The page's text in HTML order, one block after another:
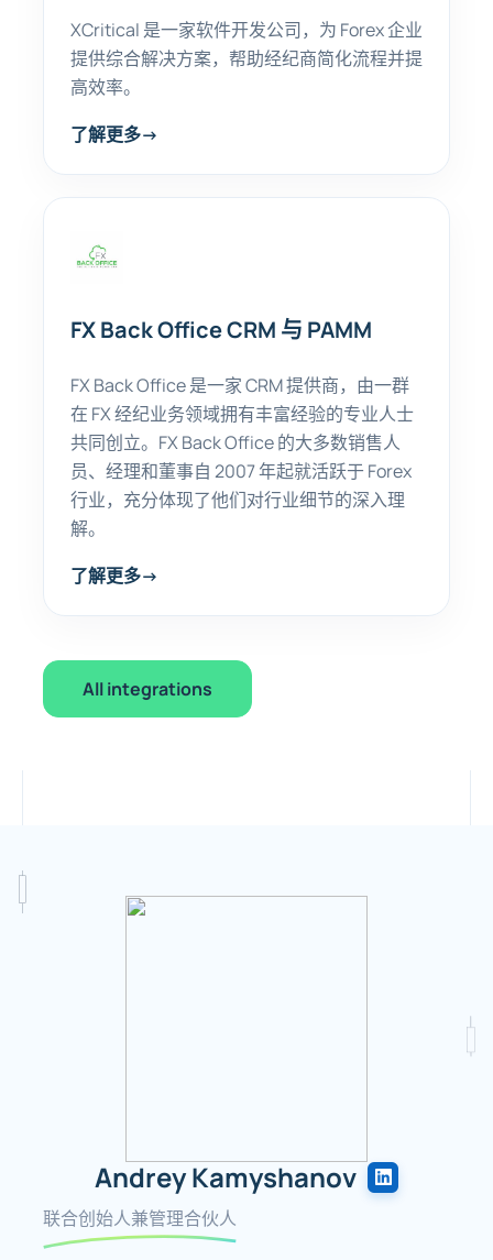
XCritical 是一家软件开发公司，为 Forex 企业
提供综合解决方案，帮助经纪商简化流程并提
高效率。
了解更多→
FX Back Office CRM 与 PAMM
FX Back Office 是一家 CRM 提供商，由一群
在 FX 经纪业务领域拥有丰富经验的专业人士
共同创立。FX Back Office 的大多数销售人
员、经理和董事自 2007 年起就活跃于 Forex
行业，充分体现了他们对行业细节的深入理
解。
了解更多→
All integrations
Andrey Kamyshanov
联合创始人兼管理合伙人